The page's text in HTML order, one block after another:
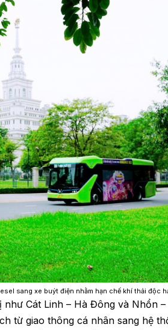
sang xe buýt điện nhằm hạn chế khí thải độc
Cát Linh – Hà Đông và Nhổn
từ giao thông cá nhân sang hệ